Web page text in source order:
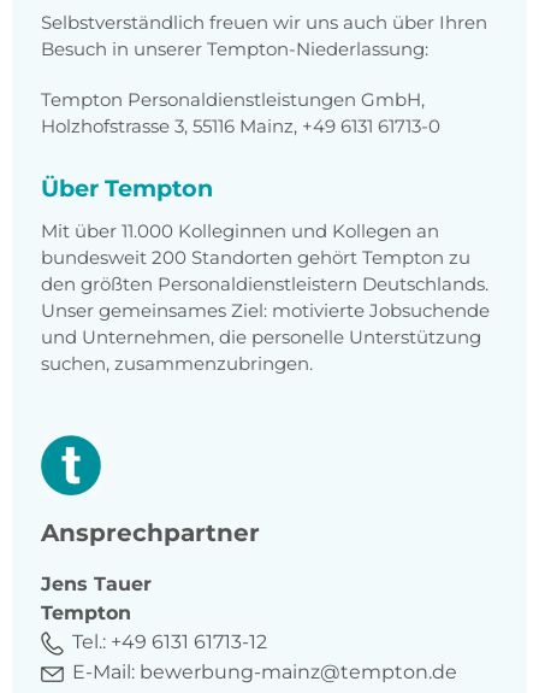
Selbstverständlich freuen wir uns auch über Ihren
Besuch in unserer Tempton-Niederlassung:
Tempton Personaldienstleistungen GmbH,
Holzhofstrasse 3, 55116 Mainz, +49 6131 61713-0
Über Tempton
Mit über 11.000 Kolleginnen und Kollegen an
bundesweit 200 Standorten gehört Tempton zu
den größten Personaldienstleistern Deutschlands.
Unser gemeinsames Ziel: motivierte Jobsuchende
und Unternehmen, die personelle Unterstützung
suchen, zusammenzubringen.
Ansprechpartner
Jens Tauer
Tempton
Tel.: +49 6131 61713-12
E-Mail: bewerbung-mainz@tempton.de